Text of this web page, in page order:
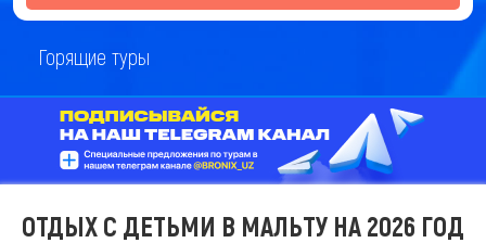
Горящие туры
ОТДЫХ С ДЕТЬМИ В МАЛЬТУ НА 2026 ГОД